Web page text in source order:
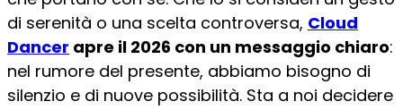
di serenità o una scelta controversa, Cloud
Dancer apre il 2026 con un messaggio chiaro:
nel rumore del presente, abbiamo bisogno di
silenzio e di nuove possibilità. Sta a noi decidere